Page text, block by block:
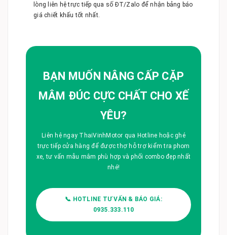
lòng liên hệ trực tiếp qua số ĐT/Zalo để nhận bảng báo
giá chiết khấu tốt nhất.
BẠN MUỐN NÂNG CẤP CẶP
MÂM ĐÚC CỰC CHẤT CHO XẾ
YÊU?
Liên hệ ngay ThaiVinhMotor qua Hotline hoặc ghé
trực tiếp cửa hàng để được thợ hỗ trợ kiểm tra phom
xe, tư vấn mẫu mâm phù hợp và phối combo đẹp nhất
nhé!
📞 HOTLINE TƯ VẤN & BÁO GIÁ:
0935.333.110